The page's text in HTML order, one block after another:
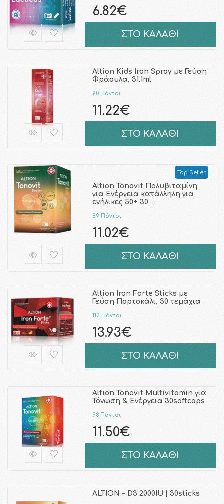
6.82€
ΣΤΟ ΚΑΛΑΘΙ
Altion Kids Iron Spray με Γεύση
Φράουλα, 31.1ml
90 Πόντοι
11.22€
ΣΤΟ ΚΑΛΑΘΙ
Top Seller
Altion Tonovit Πολυβιταμίνη
για Ενέργεια κατάλληλη για
ενήλικες 50+ 30 …
89 Πόντοι
11.02€
ΣΤΟ ΚΑΛΑΘΙ
Altion Iron Forte Sticks με
Γεύση Πορτοκάλι, 30 τεμάχια
112 Πόντοι
13.93€
ΣΤΟ ΚΑΛΑΘΙ
Altion Tonovit Multivitamin για
Τόνωση & Ενέργεια 30softcaps
93 Πόντοι
11.50€
ΣΤΟ ΚΑΛΑΘΙ
ALTION - D3 2000IU | 30sticks